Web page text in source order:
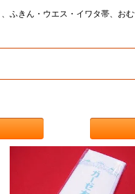
ふきん・ウエス・イワタ帯、お